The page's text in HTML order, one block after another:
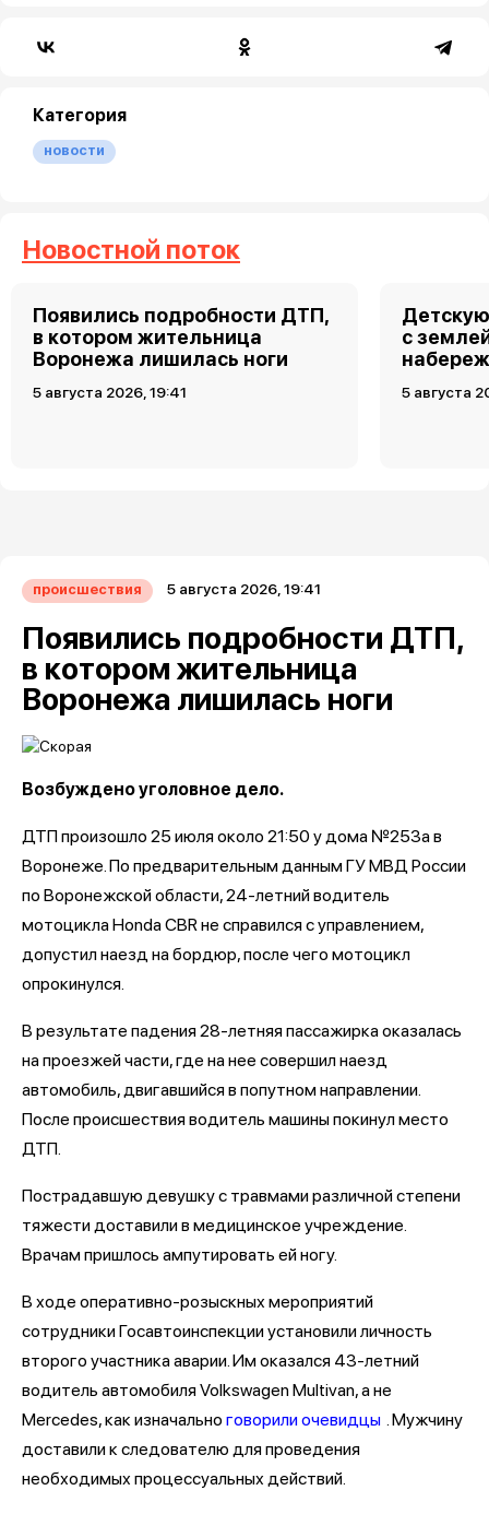
Категория
новости
Новостной поток
Появились подробности ДТП,
в котором жительница
Воронежа лишилась ноги
5 августа 2026, 19:41
с
5 августа
происшествия 5 августа 2026, 19:41
Появились подробности ДТП,
в котором жительница
Воронежа лишилась ноги
Возбуждено уголовное дело.
ДТП произошло 25 июля около 21:50 у дома №253а в
Воронеже. По предварительным данным ГУ МВД России
по Воронежской области, 24-летний водитель
мотоцикла Honda CBR не справился с управлением,
допустил наезд на бордюр, после чего мотоцикл
опрокинулся.
В результате падения 28-летняя пассажирка оказалась
на проезжей части, где на нее совершил наезд
автомобиль, двигавшийся в попутном направлении.
После происшествия водитель машины покинул место
ДТП.
Пострадавшую девушку с травмами различной степени
тяжести доставили в медицинское учреждение.
Врачам пришлось ампутировать ей ногу.
В ходе оперативно-розыскных мероприятий
сотрудники Госавтоинспекции установили личность
второго участника аварии. Им оказался 43-летний
водитель автомобиля Volkswagen Multivan, а не
Mercedes, как изначально говорили очевидцы . Мужчину
доставили к следователю для проведения
необходимых процессуальных действий.